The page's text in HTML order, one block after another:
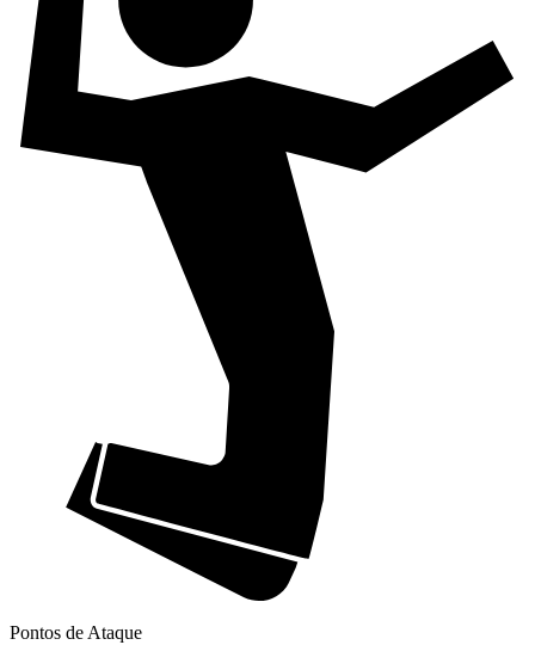
Pontos de Ataque